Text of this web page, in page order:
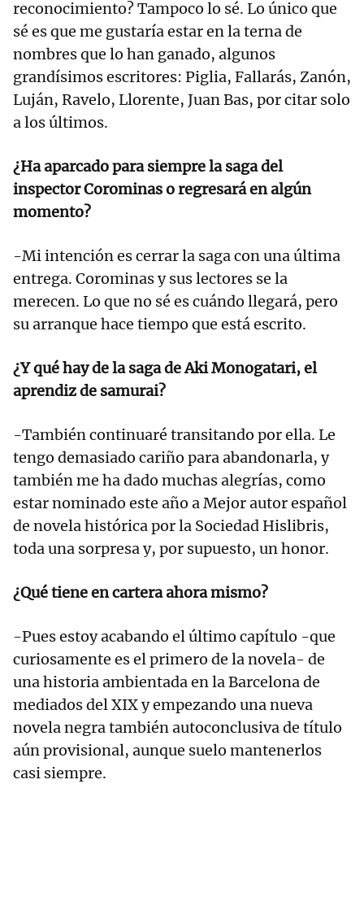
reconocimiento? Tampoco lo sé. Lo único que
sé es que me gustaría estar en la terna de
nombres que lo han ganado, algunos
grandísimos escritores: Piglia, Fallarás, Zanón,
Luján, Ravelo, Llorente, Juan Bas, por citar solo
a los últimos.
¿Ha aparcado para siempre la saga del
inspector Corominas o regresará en algún
momento?
-Mi intención es cerrar la saga con una última
entrega. Corominas y sus lectores se la
merecen. Lo que no sé es cuándo llegará, pero
su arranque hace tiempo que está escrito.
¿Y qué hay de la saga de Aki Monogatari, el
aprendiz de samurai?
-También continuaré transitando por ella. Le
tengo demasiado cariño para abandonarla, y
también me ha dado muchas alegrías, como
estar nominado este año a Mejor autor español
de novela histórica por la Sociedad Hislibris,
toda una sorpresa y, por supuesto, un honor.
¿Qué tiene en cartera ahora mismo?
-Pues estoy acabando el último capítulo -que
curiosamente es el primero de la novela- de
una historia ambientada en la Barcelona de
mediados del XIX y empezando una nueva
novela negra también autoconclusiva de título
aún provisional, aunque suelo mantenerlos
casi siempre.